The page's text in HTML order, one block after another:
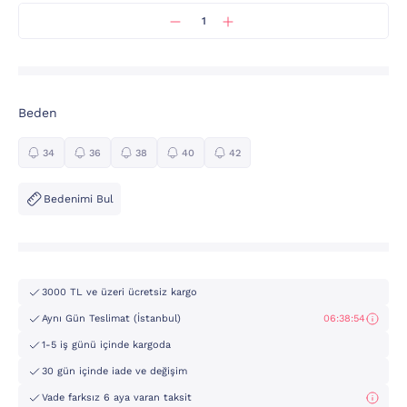
Beden
34 36 38 40 42
Bedenimi Bul
3000 TL ve üzeri ücretsiz kargo
Aynı Gün Teslimat (İstanbul) 06:38:54
1-5 iş günü içinde kargoda
30 gün içinde iade ve değişim
Vade farksız 6 aya varan taksit